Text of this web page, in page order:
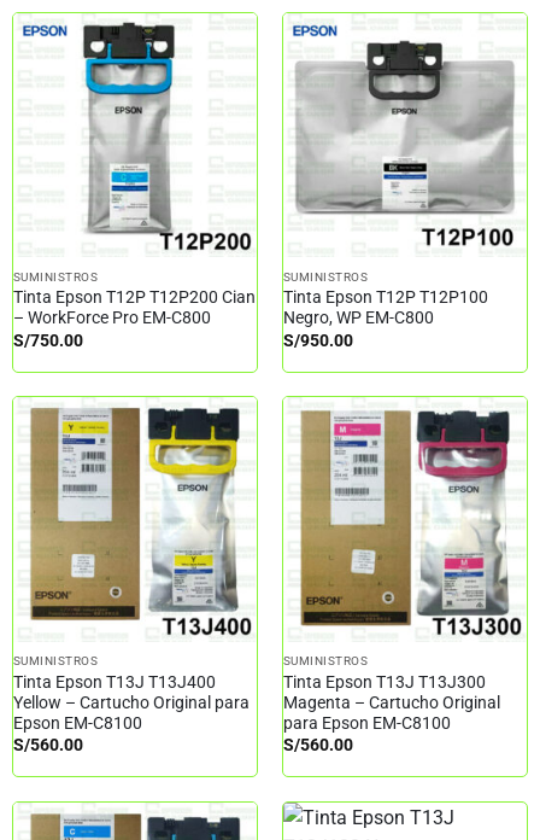
SUMINISTROS
Tinta Epson T12P T12P200 Cian
– WorkForce Pro EM-C800
S/750.00
SUMINISTROS
Tinta Epson T12P T12P100
Negro, WP EM-C800
S/950.00
SUMINISTROS
Tinta Epson T13J T13J400
Yellow – Cartucho Original para
Epson EM-C8100
S/560.00
SUMINISTROS
Tinta Epson T13J T13J300
Magenta – Cartucho Original
para Epson EM-C8100
S/560.00